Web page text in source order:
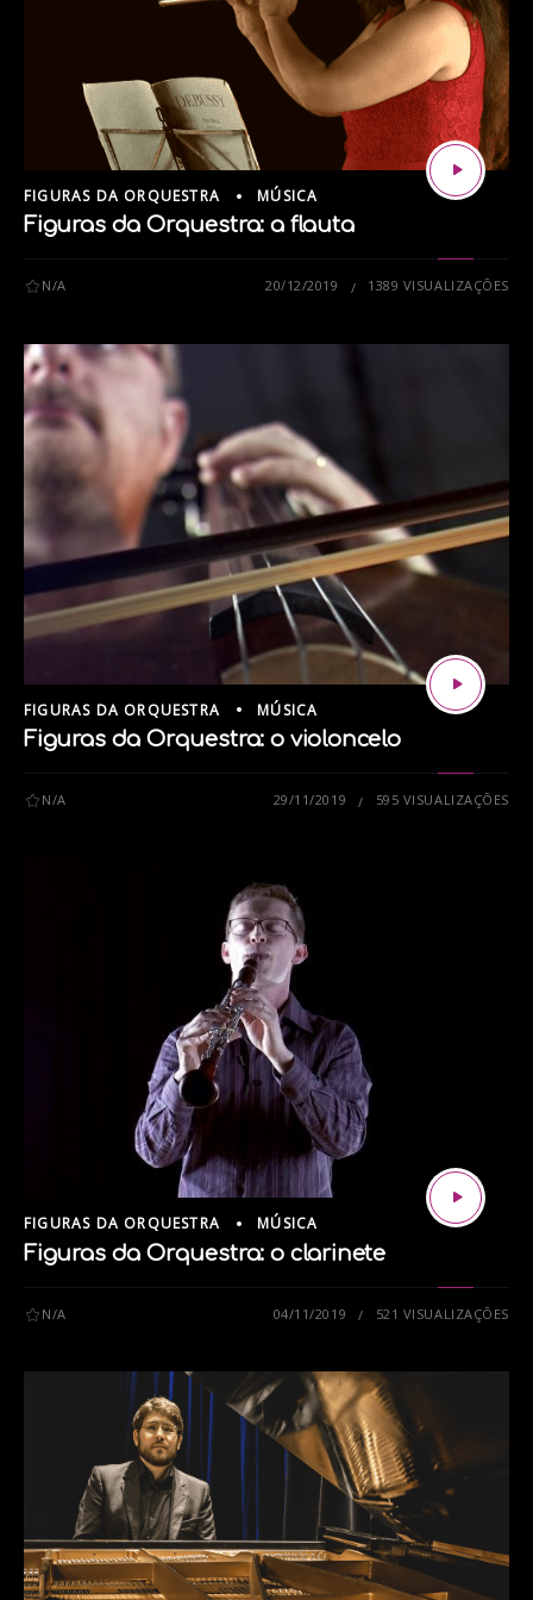
FIGURAS DA ORQUESTRA MÚSICA
Figuras da Orquestra: a flauta
N/A 20/12/2019 1389 VISUALIZAÇÕES
FIGURAS DA ORQUESTRA MÚSICA
Figuras da Orquestra: o violoncelo
N/A 29/11/2019 595 VISUALIZAÇÕES
FIGURAS DA ORQUESTRA MÚSICA
Figuras da Orquestra: o clarinete
N/A 04/11/2019 521 VISUALIZAÇÕES